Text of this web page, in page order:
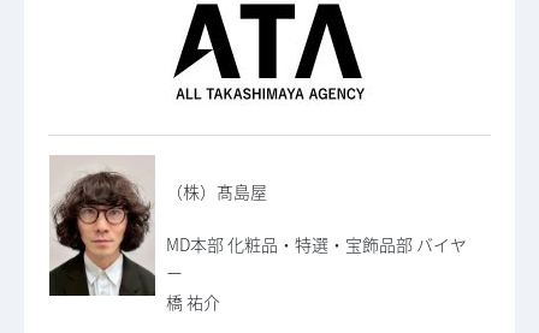
（株）髙島屋
MD本部 化粧品・特選・宝飾品部 バイヤ
ー
橋 祐介